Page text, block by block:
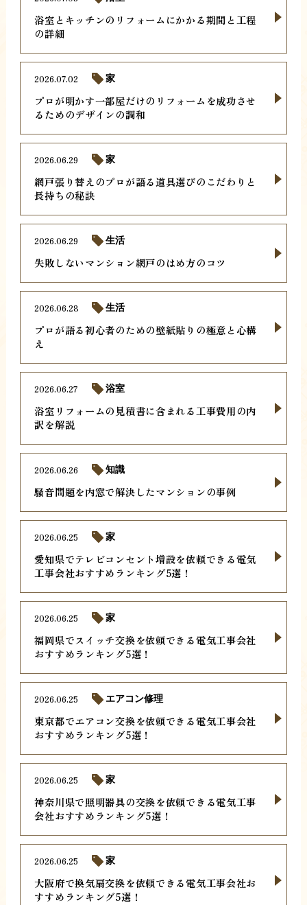
浴室とキッチンのリフォームにかかる期間と工程
の詳細
プロが明かす一部屋だけのリフォームを成功させ
るためのデザインの調和
2026.07.02 家
網戸張り替えのプロが語る道具選びのこだわりと
長持ちの秘訣
2026.06.29 家
失敗しないマンション網戸のはめ方のコツ
2026.06.29 生活
プロが語る初心者のための壁紙貼りの極意と心構
え
2026.06.28 生活
浴室リフォームの見積書に含まれる工事費用の内
訳を解説
2026.06.27 浴室
騒音問題を内窓で解決したマンションの事例
2026.06.26 知識
愛知県でテレビコンセント増設を依頼できる電気
工事会社おすすめランキング5選！
2026.06.25 家
福岡県でスイッチ交換を依頼できる電気工事会社
おすすめランキング5選！
2026.06.25 家
東京都でエアコン交換を依頼できる電気工事会社
おすすめランキング5選！
2026.06.25 エアコン修理
神奈川県で照明器具の交換を依頼できる電気工事
会社おすすめランキング5選！
2026.06.25 家
大阪府で換気扇交換を依頼できる電気工事会社お
すすめランキング5選！
2026.06.25 家